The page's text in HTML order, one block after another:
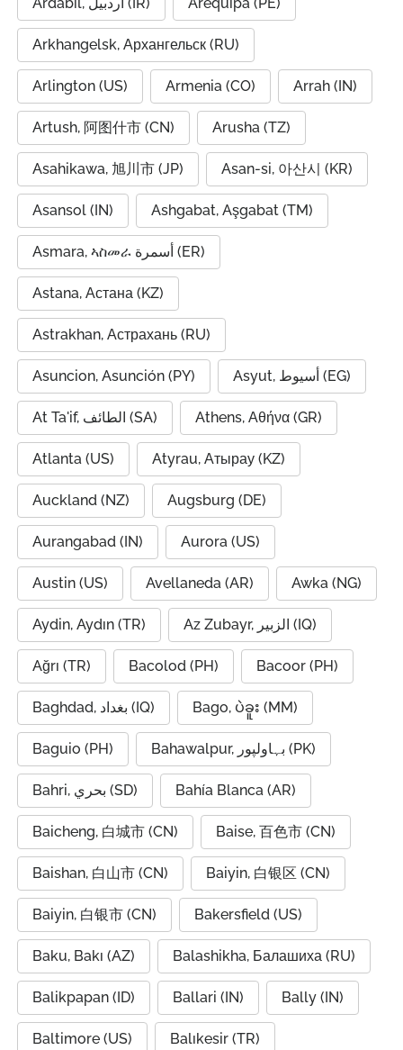
Arkhangelsk, Архангельск (RU)
Arlington (US) Armenia (CO) Arrah (IN)
Artush, 阿图什市 (CN) Arusha (TZ)
Asahikawa, 旭川市 (JP) Asan-si, 아산시 (KR)
Asansol (IN) Ashgabat, Aşgabat (TM)
Asmara, ኣስመራ أسمرة (ER)
Astana, Астана (KZ)
Astrakhan, Астрахань (RU)
Asuncion, Asunción (PY) Asyut, أسيوط (EG)
At Ta'if, الطائف (SA) Athens, Αθήνα (GR)
Atlanta (US) Atyrau, Атырау (KZ)
Auckland (NZ) Augsburg (DE)
Aurangabad (IN) Aurora (US)
Austin (US) Avellaneda (AR) Awka (NG)
Aydin, Aydın (TR) Az Zubayr, الزبير (IQ)
Ağrı (TR) Bacolod (PH) Bacoor (PH)
Baghdad, بغداد (IQ) Bago, ပဲခူး (MM)
Baguio (PH) Bahawalpur, بہاولپور (PK)
Bahri, بحري (SD) Bahía Blanca (AR)
Baicheng, 白城市 (CN) Baise, 百色市 (CN)
Baishan, 白山市 (CN) Baiyin, 白银区 (CN)
Baiyin, 白银市 (CN) Bakersfield (US)
Baku, Bakı (AZ) Balashikha, Балашиха (RU)
Balikpapan (ID) Ballari (IN) Bally (IN)
Baltimore (US) Balıkesir (TR)